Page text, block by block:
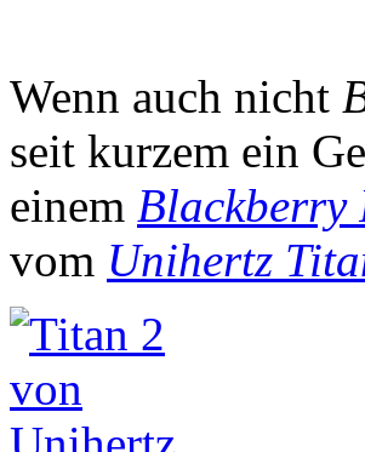
Wenn auch nicht
seit kurzem ein
einem Blackberry
vom Unihertz